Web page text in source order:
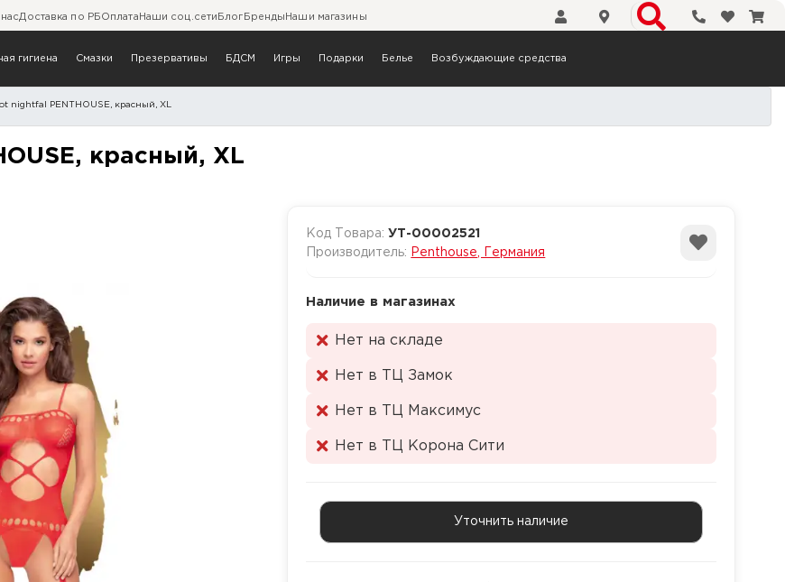
Доставка по РБ Оплата Наши соц.сети Блог Бренды Наши магазины Телефоны
гигиена Смазки Презервативы БДСМ Игры Подарки Белье Возбуждающие средства
nightfal PENTHOUSE, красный, XL
красный, XL
красный, XL
Код Товара: УТ-00002521
Производитель:
Penthouse, Германия
Наличие в магазинах
Нет на складе
Нет в ТЦ Замок
Нет в ТЦ Максимус
Нет в ТЦ Корона Сити
Уточнить наличие